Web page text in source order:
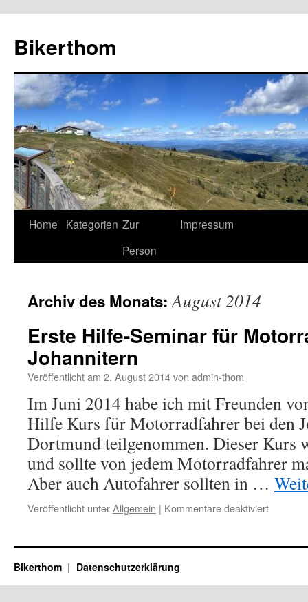
springen
Bikerthom
Home Kategorien Zur
Person
Impressum
Archiv des Monats:August 2014
Erste Hilfe-Seminar für
Johannitern
Veröffentlicht am 2. August 2014von admin-thom
Im Juni 2014 habe ich mit Freunden
Hilfe Kurs für Motorradfahrer bei den
Dortmund teilgenommen. Dieser Kurs
und sollte von jedem Motorradfahrer
Aber auch Autofahrer sollten in …
Veröffentlicht unterAllgemein | Kommentare deaktiviertfür
Seminar
bei
Bikerthom Datenschutzerklärung